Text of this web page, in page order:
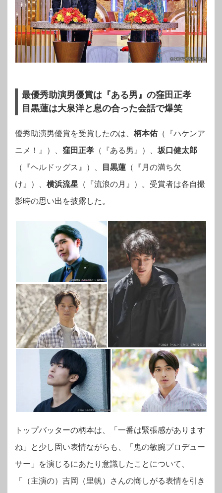
最優秀助演男優賞は『ある男』の窪田正孝
目黒蓮は大泉洋と息の合った会話で爆笑
優秀助演男優賞を受賞したのは、 柄本佑 （『ハケンア
ニメ！』）、 窪田正孝 （『ある男』）、 坂口健太郎
（『ヘルドッグス』）、
目黒蓮 （『月の満ち欠
け』）、 横浜流星 （『流浪の月』）。受賞者は各自撮
影時の思い出を披露した。
トップバッターの柄本は、「一番は緊張感があります
ね」と少し固い表情ながらも、「鬼の敏腕プロデュー
サー」を演じるにあたり意識したことについて、
「（主演の）吉岡（里帆）
さんの悔しがる表情を引き